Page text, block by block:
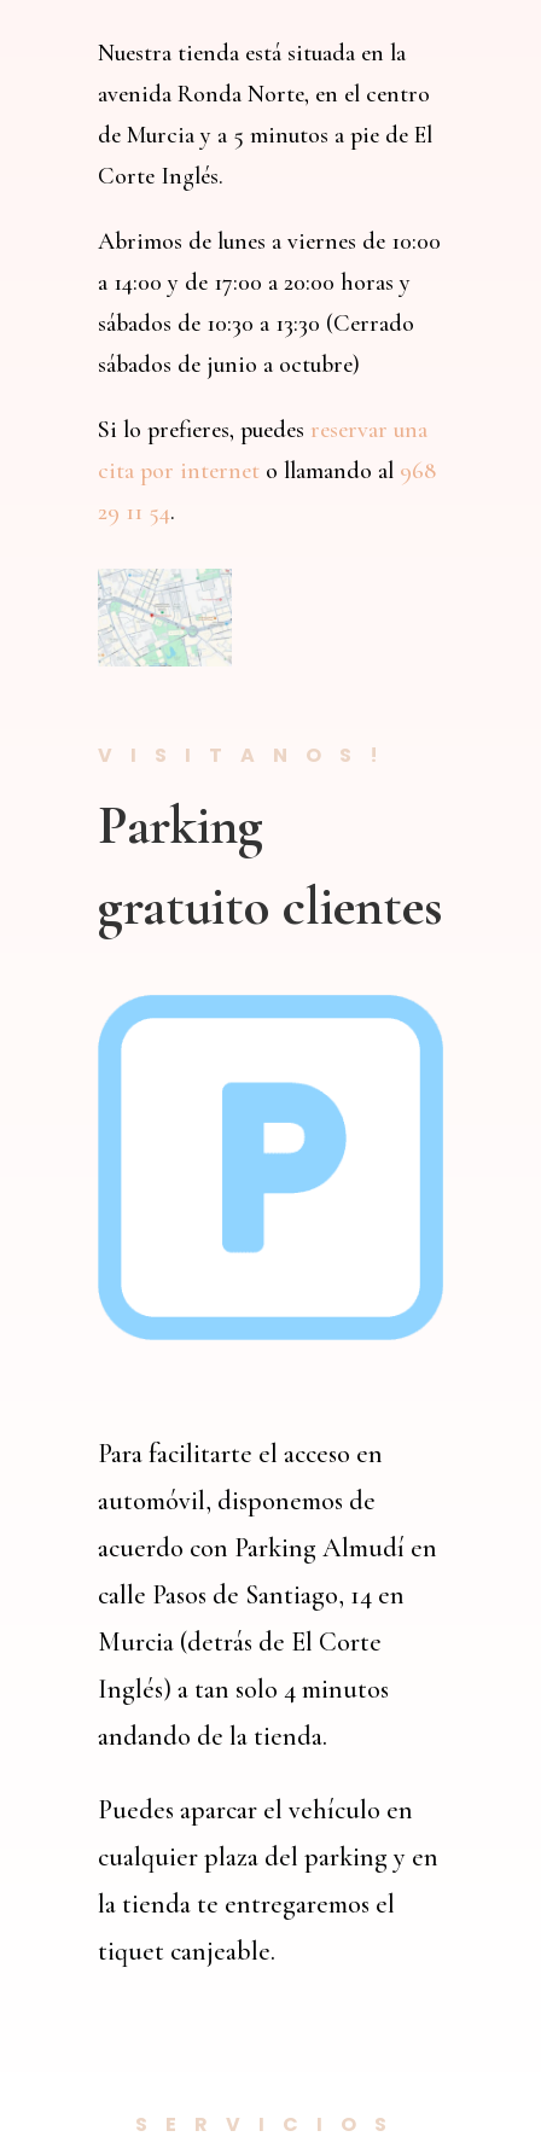
Nuestra tienda está situada en la
avenida Ronda Norte, en el centro
de Murcia y a 5 minutos a pie de El
Corte Inglés.
Abrimos de lunes a viernes de 10:00
a 14:00 y de 17:00 a 20:00 horas y
sábados de 10:30 a 13:30 (Cerrado
sábados de junio a octubre)
Si lo prefieres, puedes reservar una
cita por interneto llamando al 968
29 11 54.
VISITANOS!
Parking
gratuito clientes
Para facilitarte el acceso en
automóvil, disponemos de
acuerdo con Parking Almudí en
calle Pasos de Santiago, 14 en
Murcia (detrás de El Corte
Inglés) a tan solo 4 minutos
andando de la tienda.
Puedes aparcar el vehículo en
cualquier plaza del parking y en
la tienda te entregaremos el
tiquet canjeable.
SERVICIOS